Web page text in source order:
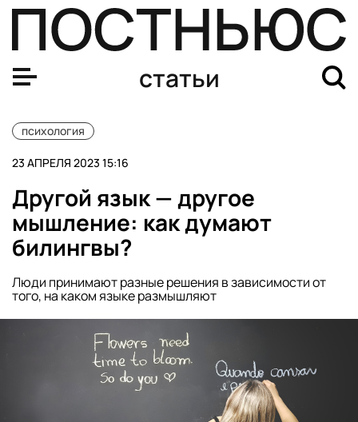
статьи
психология
23 АПРЕЛЯ 2023 15:16
Другой язык — другое
мышление: как думают
билингвы?
Люди принимают разные решения в зависимости от
того, на каком языке размышляют
Почему люди терпят оскорбления?